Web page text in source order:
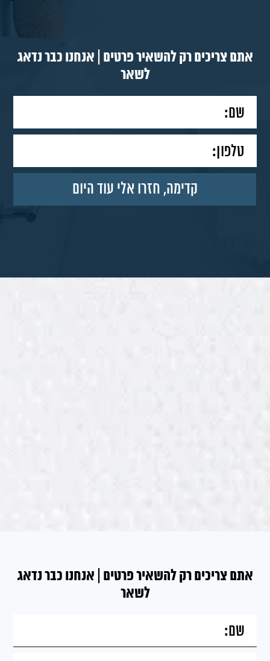
אתם צריכים רק להשאיר פרטים | אנחנו כבר נדאג
לשאר
אתם צריכים רק להשאיר פרטים | אנחנו כבר נדאג
לשאר